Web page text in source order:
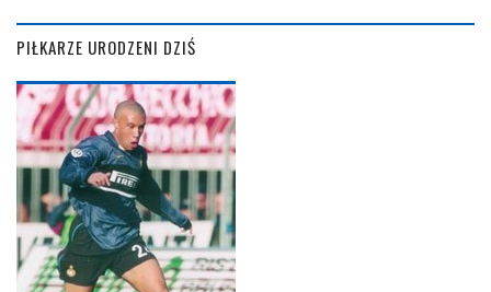
PIŁKARZE URODZENI DZIŚ